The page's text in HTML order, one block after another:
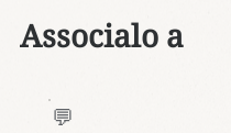
Associalo a
💬